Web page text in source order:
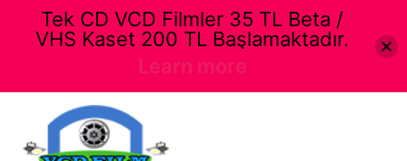
Tek CD VCD Filmler 35 TL Beta /
VHS Kaset 200 TL Başlamaktadır.
Learn more